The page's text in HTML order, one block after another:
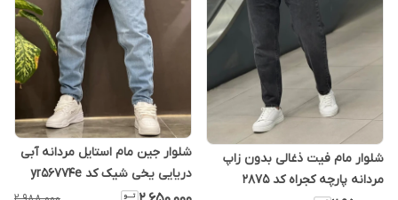
شلوار مام فیت ذغالی بدون زاپ
مردانه پارچه کجراه کد 2875
شلوار جین مام استایل مردانه آبی
دریایی یخی شیک کد yr56774e
مدل 1405